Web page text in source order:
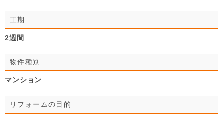
工期
2週間
物件種別
マンション
リフォームの目的